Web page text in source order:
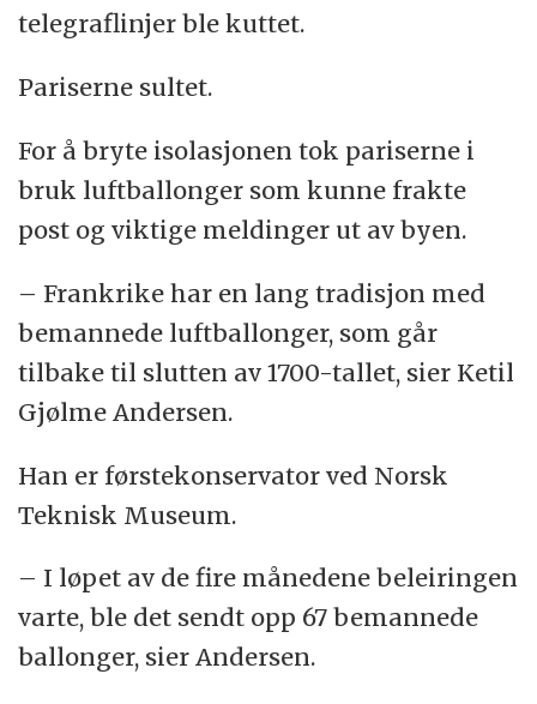
telegraflinjer ble kuttet.
Pariserne sultet.
For å bryte isolasjonen tok pariserne i
bruk luftballonger som kunne frakte
post og viktige meldinger ut av byen.
– Frankrike har en lang tradisjon med
bemannede luftballonger, som går
tilbake til slutten av 1700-tallet, sier Ketil
Gjølme Andersen.
Han er førstekonservator ved Norsk
Teknisk Museum.
– I løpet av de fire månedene beleiringen
varte, ble det sendt opp 67 bemannede
ballonger, sier Andersen.